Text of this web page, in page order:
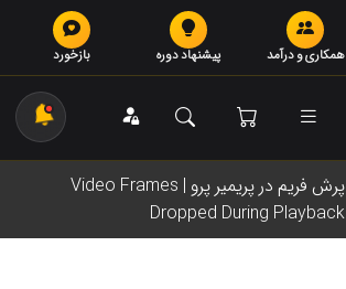
همکاری و درآمد پیشنهاد دوره بازخورد
رفع مشکل پرش فریم در پریمیر پرو | Video Frames
Dropped During Playback